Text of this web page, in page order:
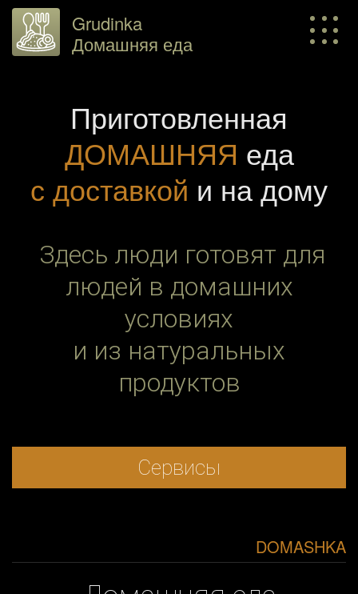
Grudinka
Домашняя еда
Приготовленная
ДОМАШНЯЯ еда
с доставкой и на дому
Здесь люди готовят для
людей в домашних
условиях
и из натуральных
продуктов
Сервисы
DOMASHKA